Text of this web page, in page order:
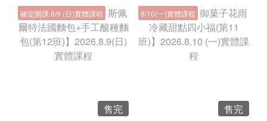
確定開課 8/9 (日)實體課程
售完
8/10(一)實體課程
售完